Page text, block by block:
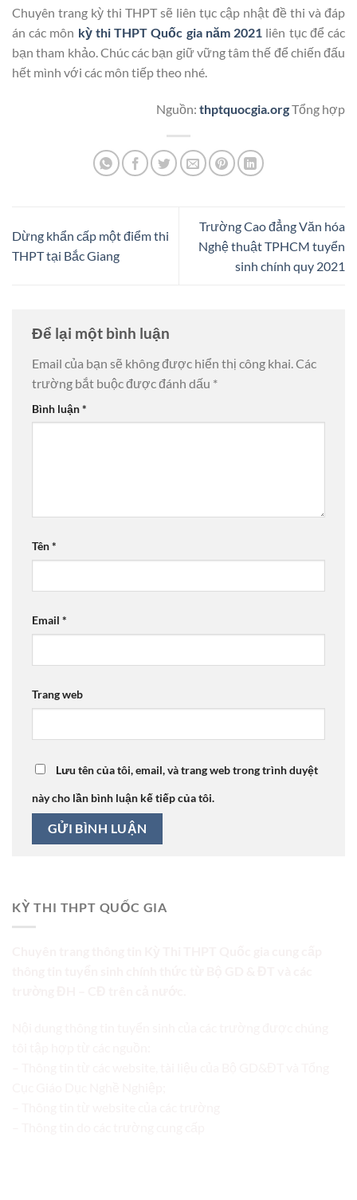
Chuyên trang kỳ thi THPT sẽ liên tục cập nhật đề thi và đáp
án các môn kỳ thi THPT Quốc gia năm 2021 liên tục để các
bạn tham khảo. Chúc các bạn giữ vững tâm thế để chiến đấu
hết mình với các môn tiếp theo nhé.
Nguồn: thptquocgia.orgTổng hợp
Dừng khẩn cấp một điểm thi
THPT tại Bắc Giang
Trường Cao đẳng Văn hóa
Nghệ thuật TPHCM tuyển
sinh chính quy 2021
Để lại một bình luận
Email của bạn sẽ không được hiển thị công khai. Các
trường bắt buộc được đánh dấu *
Bình luận*
Tên*
Email *
Trang web
Lưu tên của tôi, email, và trang web trong trình duyệt
này cho lần bình luận kế tiếp của tôi.
KỲ THI THPT QUỐC GIA